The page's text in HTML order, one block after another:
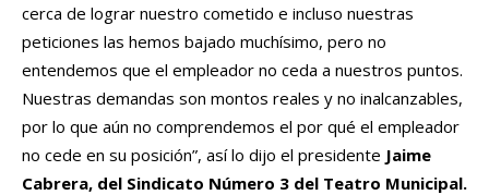
cerca de lograr nuestro cometido e incluso nuestras
peticiones las hemos bajado muchísimo, pero no
entendemos que el empleador no ceda a nuestros puntos.
Nuestras demandas son montos reales y no inalcanzables,
por lo que aún no comprendemos el por qué el empleador
no cede en su posición”, así lo dijo el presidente Jaime
Cabrera, del Sindicato Número 3 del Teatro Municipal.